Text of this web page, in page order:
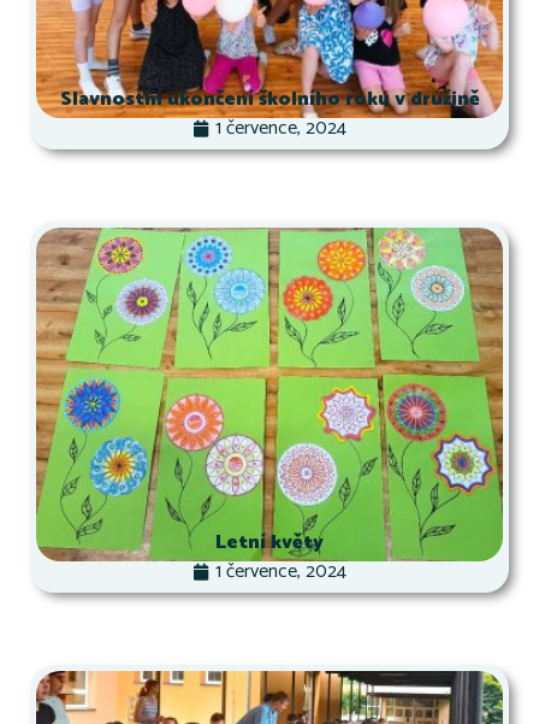
Slavnostní ukončení školního roku v družině
1 července, 2024
Letní květy
1 července, 2024